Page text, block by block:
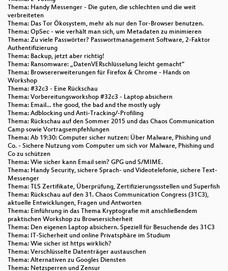
Thema: Handy Messenger - Die guten, die schlechten und die weit
verbreiteten
Thema: Das Tor Ökosystem, mehr als nur den Tor-Browser benutzen.
Thema: OpSec - wie verhält man sich, um Metadaten zu minimieren
Thema: Zu viele Passwörter? Passwortmanagement Software, 2-Faktor
Authentifizierung
Thema: Backup, jetzt aber richtig!
Thema: Ransomware: „DatenVERschlüsselung leicht gemacht“
Thema: Browsererweiterungen für Firefox & Chrome - Hands on
Workshop
Thema: #32c3 - Eine Rückschau
Thema: Vorbereitungsworkshop #32c3 - Laptop absichern
Thema: Email… the good, the bad and the mostly ugly
Thema: Adblocking und Anti-Tracking/-Profiling
Thema: Rückschau auf den Sommer 2015 und das Chaos Communication
Camp sowie Vortragsempfehlungen
Thema: Ab 19:30: Computer sicher nutzen: Über Malware, Phishing und
Co. - Sichere Nutzung vom Computer um sich vor Malware, Phishing und
Co zu schützen
Thema: Wie sicher kann Email sein? GPG und S/MIME.
Thema: Handy Security, sichere Sprach- und Videotelefonie, sichere Text-
Messenger
Thema: TLS Zertifikate, Überprüfung, Zertifizierungssstellen und Superfish
Thema: Rückschau auf den 31. Chaos Communication Congress (31C3),
aktuelle Entwicklungen, Fragen und Antworten
Thema: Einführung in das Thema Kryptografie mit anschließendem
praktischen Workshop zu Browsersicherheit
Thema: Den eigenen Laptop absichern. Speziell für Besuchende des 31C3
Thema: IT-Sicherheit und online Privatsphäre im Studium
Thema: Wie sicher ist https wirklich?
Thema: Verschlüsselte Datenträger austauschen
Thema: Alternativen zu Googles Diensten
Thema: Netzsperren und Zensur